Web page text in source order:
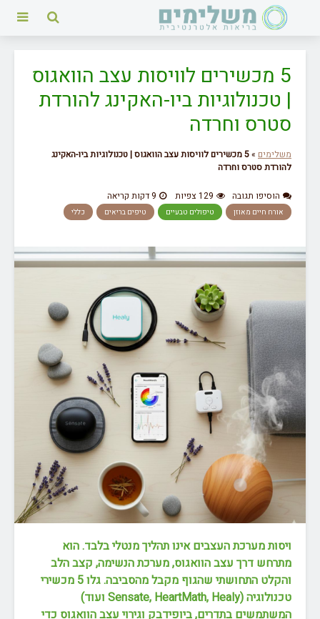
5 מכשירים לוויסות עצב הוואגוס
| טכנולוגיות ביו-האקינג להורדת
סטרס וחרדה
משלימים »
5 מכשירים לוויסות עצב הוואגוס | טכנולוגיות ביו-האקינג
להורדת סטרס וחרדה
הוסיפו תגובה 129 צפיות 9 דקות קריאה
אורח חיים מאוזן טיפולים טבעיים טיפים בריאים כללי
ויסות מערכת העצבים אינו תהליך מנטלי בלבד. הוא
מתרחש דרך עצב הוואגוס, מערכת הנשימה, קצב הלב
והקלט התחושתי שהגוף מקבל מהסביבה. גלו 5 מכשירי
טכנולוגיה (Sensate, HeartMath, Healy ועוד)
המשתמשים בתדרים, ביופידבק וגירוי עצב הוואגוס כדי